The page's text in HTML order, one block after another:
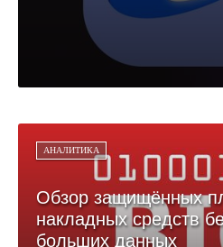
АНАЛИТИКА
Обзор защищённых
накладных средств
больших данных